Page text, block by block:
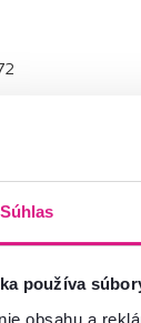
Súhlas
používa
obsahu a